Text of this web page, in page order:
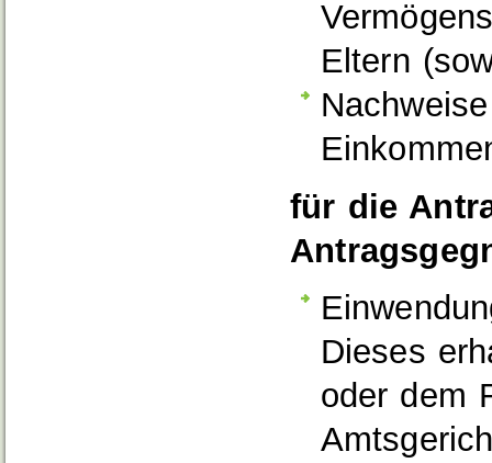
Eltern
für die
Dieses
oder dem